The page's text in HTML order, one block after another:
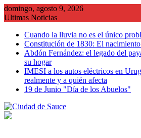
Saltar
al
domingo, agosto 9, 2026
Ultimas Noticias
Cuando la lluvia no es el único
Constitución de 1830: El
Abdón Fernández: el legado del
su hogar
IMESI a los autos eléctricos en
realmente y a quién afecta
19 de Junio "Día de los Abuelos"